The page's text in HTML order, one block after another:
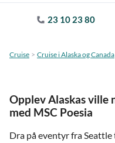
23 10 23 80
Cruise Cruise i Alaska og Canada
Opplev Alaskas ville
med MSC Poesia
Dra på eventyr fra